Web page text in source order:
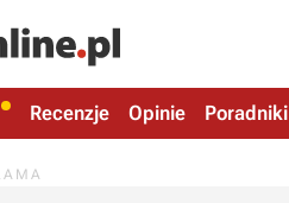
Recenzje Opinie Poradniki